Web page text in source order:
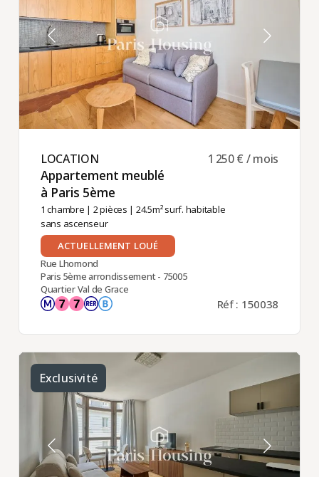
LOCATION ​
Appartement meublé
à Paris 5ème ​
1 chambre | 2 pièces | 24.5m² surf. habitable
sans ascenseur
1 250 € / mois
ACTUELLEMENT LOUÉ
Rue Lhomond
Paris 5ème arrondissement - 75005
Quartier Val de Grace
Réf : 150038
Exclusivité